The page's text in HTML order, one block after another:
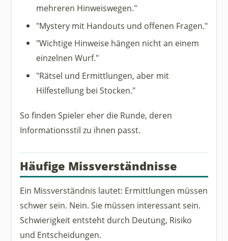
mehreren Hinweiswegen."
"Mystery mit Handouts und offenen Fragen."
"Wichtige Hinweise hängen nicht an einem
einzelnen Wurf."
"Rätsel und Ermittlungen, aber mit
Hilfestellung bei Stocken."
So finden Spieler eher die Runde, deren
Informationsstil zu ihnen passt.
Häufige Missverständnisse
Ein Missverständnis lautet: Ermittlungen müssen
schwer sein. Nein. Sie müssen interessant sein.
Schwierigkeit entsteht durch Deutung, Risiko
und Entscheidungen.